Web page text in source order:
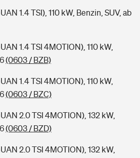
1.4 TSI), 110 kW, Benzin, SUV, ab
1.4 TSI 4MOTION), 110 kW,
(0603 / BZB)
1.4 TSI 4MOTION), 110 kW,
(0603 / BZC)
2.0 TSI 4MOTION), 132 kW,
(0603 / BZD)
2.0 TSI 4MOTION), 132 kW,